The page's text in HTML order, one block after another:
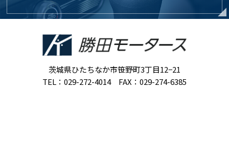
茨城県ひたちなか市笹野町3丁目12−21
TEL：029-272-4014 FAX：029-274-6385